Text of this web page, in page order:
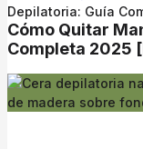
Depilatoria: Guía
Cómo Quitar
Completa 2025